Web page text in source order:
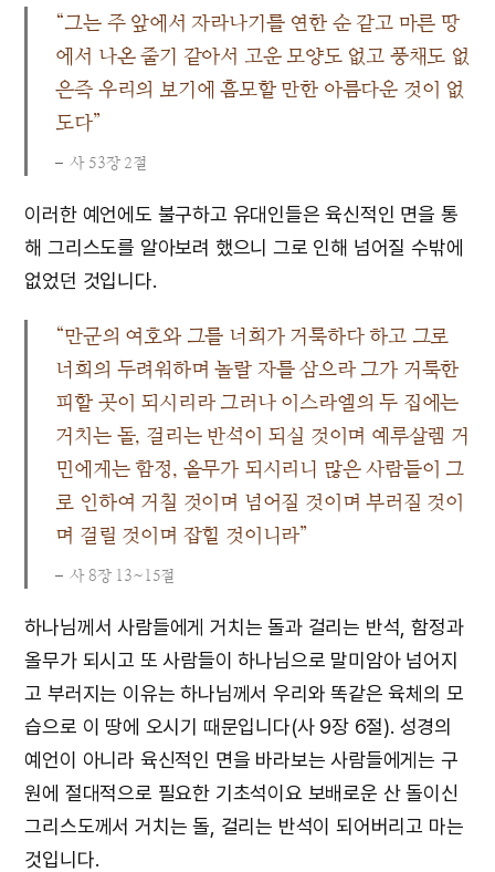
“그는 주 앞에서 자라나기를 연한 순 같고 마른 땅
에서 나온 줄기 같아서 고운 모양도 없고 풍채도 없
은즉 우리의 보기에 흠모할 만한 아름다운 것이 없
도다”
사 53장 2절
이러한 예언에도 불구하고 유대인들은 육신적인 면을 통
해 그리스도를 알아보려 했으니 그로 인해 넘어질 수밖에
없었던 것입니다.
“만군의 여호와 그를 너희가 거룩하다 하고 그로
너희의 두려워하며 놀랄 자를 삼으라 그가 거룩한
피할 곳이 되시리라 그러나 이스라엘의 두 집에는
거치는 돌, 걸리는 반석이 되실 것이며 예루살렘 거
민에게는 함정, 올무가 되시리니 많은 사람들이 그
로 인하여 거칠 것이며 넘어질 것이며 부러질 것이
며 걸릴 것이며 잡힐 것이니라”
사 8장 13~15절
하나님께서 사람들에게 거치는 돌과 걸리는 반석, 함정과
올무가 되시고 또 사람들이 하나님으로 말미암아 넘어지
고 부러지는 이유는 하나님께서 우리와 똑같은 육체의 모
습으로 이 땅에 오시기 때문입니다(사 9장 6절). 성경의
예언이 아니라 육신적인 면을 바라보는 사람들에게는 구
원에 절대적으로 필요한 기초석이요 보배로운 산 돌이신
그리스도께서 거치는 돌, 걸리는 반석이 되어버리고 마는
것입니다.